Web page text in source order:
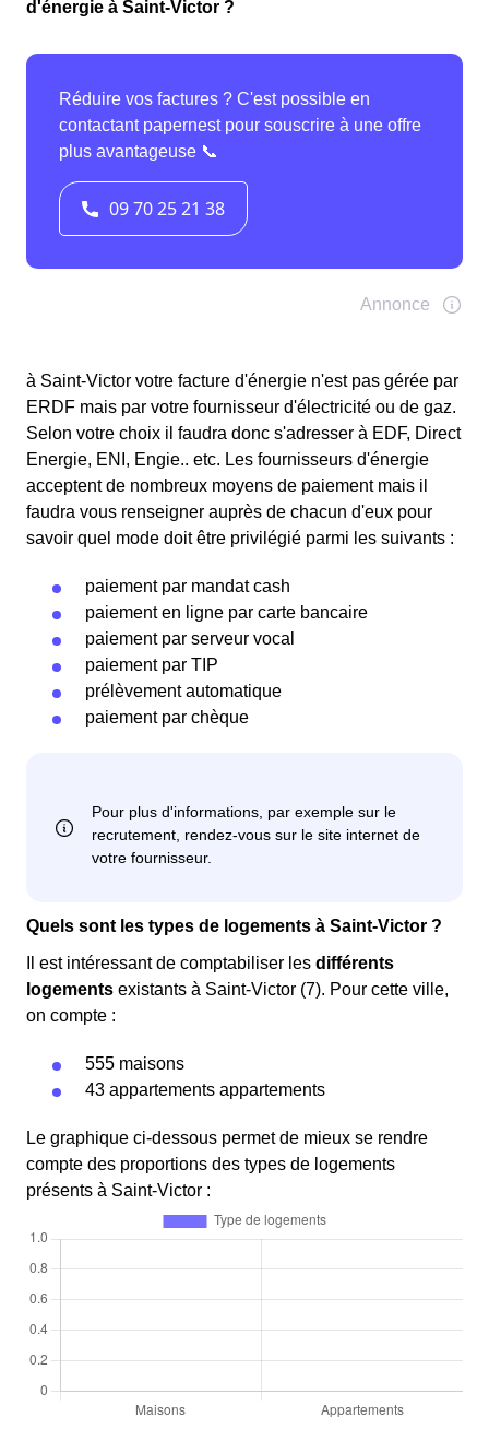
d'énergie à Saint-Victor ?
à Saint-Victor votre facture d'énergie n'est pas gérée par
ERDF mais par votre fournisseur d'électricité ou de gaz.
Selon votre choix il faudra donc s'adresser à EDF, Direct
Energie, ENI, Engie.. etc. Les fournisseurs d'énergie
acceptent de nombreux moyens de paiement mais il
faudra vous renseigner auprès de chacun d'eux pour
savoir quel mode doit être privilégié parmi les suivants :
paiement par mandat cash
paiement en ligne par carte bancaire
paiement par serveur vocal
paiement par TIP
prélèvement automatique
paiement par chèque
Quels sont les types de logements à Saint-Victor ?
Il est intéressant de comptabiliser les différents
logements existants à Saint-Victor (7). Pour cette ville,
on compte :
555 maisons
43 appartements appartements
Le graphique ci-dessous permet de mieux se rendre
compte des proportions des types de logements
présents à Saint-Victor :